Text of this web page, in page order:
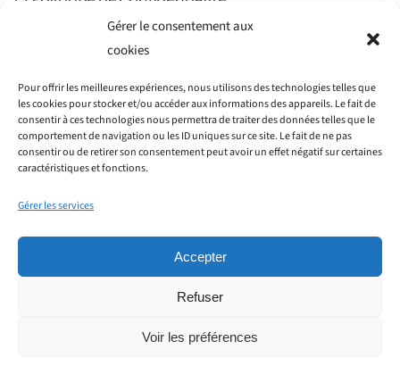
Gérer le consentement aux
cookies
Pour offrir les meilleures expériences, nous utilisons des technologies telles que
les cookies pour stocker et/ou accéder aux informations des appareils. Le fait de
consentir à ces technologies nous permettra de traiter des données telles que le
comportement de navigation ou les ID uniques sur ce site. Le fait de ne pas
consentir ou de retirer son consentement peut avoir un effet négatif sur certaines
caractéristiques et fonctions.
Gérer les services
Accepter
Refuser
Voir les préférences
Politique de Cookies (UE)
Contact
©2012-2022 Haiti Transfert. Tous droits réservés.
Société GAIN CONSEILS SIRET : 797 776 051 00014 - 115